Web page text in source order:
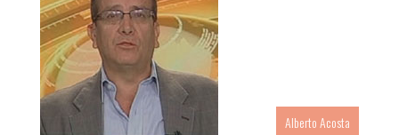
Alberto Acosta